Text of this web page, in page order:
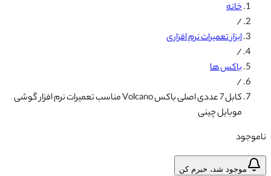
خانه
/
ابزار تعمیرات نرم افزاری
/
باکس ها
/
کابل 7 عددی اصلی باکس Volcano مناسب تعمیرات نرم افزار گوشی
موبایل چینی
ناموجود
موجود شد، خبرم کن